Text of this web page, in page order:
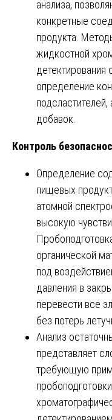
анализа,
конкретные
продукта.
жидкостной
определение
подсластителей,
добавок.
Контроль
Определение
пищевых
атомной
высокую
органической
под
давления в
перевести все
без потерь
Анализ
представляет
требующую